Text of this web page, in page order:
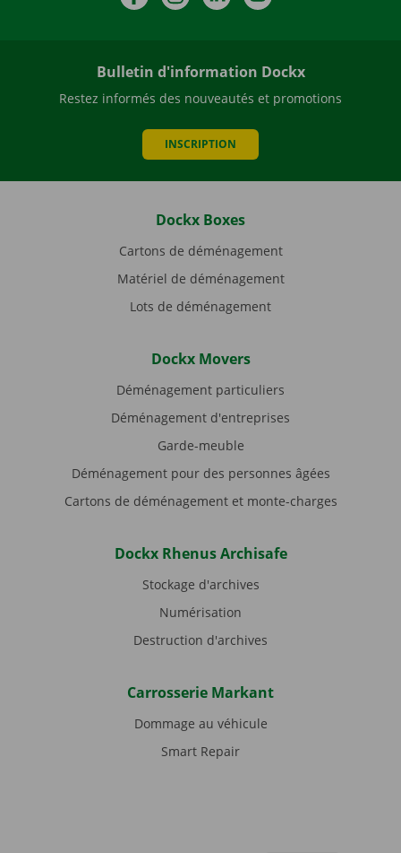
Bulletin d'information Dockx
Restez informés des nouveautés et promotions
INSCRIPTION
Dockx Boxes
Cartons de déménagement
Matériel de déménagement
Lots de déménagement
Dockx Movers
Déménagement particuliers
Déménagement d'entreprises
Garde-meuble
Déménagement pour des personnes âgées
Cartons de déménagement et monte-charges
Dockx Rhenus Archisafe
Stockage d'archives
Numérisation
Destruction d'archives
Carrosserie Markant
Dommage au véhicule
Smart Repair